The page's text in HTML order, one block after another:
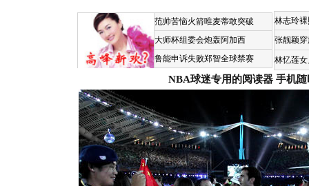
范帅苦恼火箭唯麦蒂敢突破
大师杯组委会炮轰阿加西
鲁能申诉失败郑智全球禁赛
林志玲
张靓颖
林忆莲
NBA球迷专用的阅读器 手机